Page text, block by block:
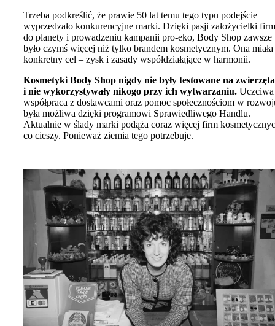
Trzeba podkreślić, że prawie 50 lat temu tego typu podejście
wyprzedzało konkurencyjne marki. Dzięki pasji założycielki
do planety i prowadzeniu kampanii pro-eko, Body Shop zawsze
było czymś więcej niż tylko brandem kosmetycznym. Ona miała
konkretny cel – zysk i zasady współdziałające w harmonii.
Kosmetyki Body Shop nigdy nie były testowane na
i nie wykorzystywały nikogo przy ich wytwarzaniu. Uczciwa
współpraca z dostawcami oraz pomoc społecznościom w
była możliwa dzięki programowi Sprawiedliwego Handlu.
Aktualnie w ślady marki podąża coraz więcej firm
co cieszy. Ponieważ ziemia tego potrzebuje.